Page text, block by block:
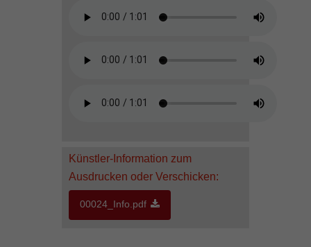
Künstler-Information zum
Ausdrucken oder Verschicken:
00024_Info.pdf
Besucher über Websites hinweg verfolgen.
standardmäßig blockiert. Wenn Cookies von externen Medien akzeptiert